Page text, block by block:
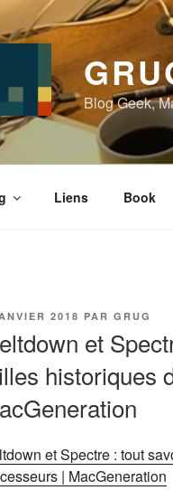
Blog Geek,
Liens Book
2018 PAR GRUG
et
historiques
et Spectre : tout
| MacGeneration